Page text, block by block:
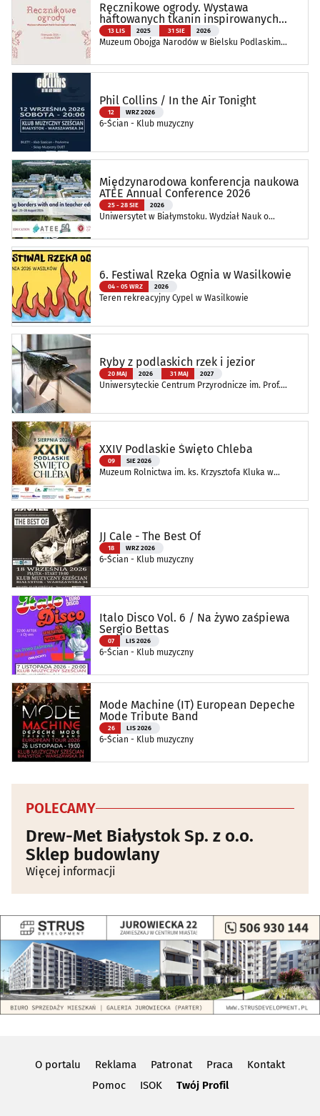
Ręcznikowe ogrody. Wystawa
haftowanych tkanin inspirowanych
naturą
13 LIS 2025 31 SIE 2026
Muzeum Obojga Narodów w Bielsku Podlaskim
Phil Collins / In the Air Tonight
12 WRZ 2026
6-Ścian - Klub muzyczny
Międzynarodowa konferencja naukowa
ATEE Annual Conference 2026
25 - 28 SIE 2026
Uniwersytet w Białymstoku. Wydział Nauk o
6. Festiwal Rzeka Ognia w Wasilkowie
04 - 05 WRZ 2026
Teren rekreacyjny Cypel w Wasilkowie
Ryby z podlaskich rzek i jezior
20 MAJ 2026 31 MAJ 2027
Uniwersyteckie Centrum Przyrodnicze im. Prof.
XXIV Podlaskie Święto Chleba
09 SIE 2026
Muzeum Rolnictwa im. ks. Krzysztofa Kluka w
JJ Cale - The Best Of
18 WRZ 2026
6-Ścian - Klub muzyczny
Italo Disco Vol. 6 / Na żywo zaśpiewa
Sergio Bettas
07 LIS 2026
6-Ścian - Klub muzyczny
Mode Machine (IT) European Depeche
Mode Tribute Band
26 LIS 2026
6-Ścian - Klub muzyczny
POLECAMY
Drew-Met Białystok Sp. z o.o.
Sklep budowlany
Więcej informacji
O portalu Reklama Patronat Praca
Kontakt
Pomoc
ISOK Twój Profil